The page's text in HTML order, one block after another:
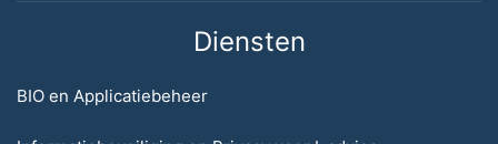
Diensten
BIO en Applicatiebeheer